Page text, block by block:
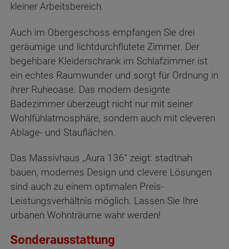
kleiner Arbeitsbereich.
Auch im Obergeschoss empfangen Sie drei
geräumige und lichtdurchflutete Zimmer. Der
begehbare Kleiderschrank im Schlafzimmer ist
ein echtes Raumwunder und sorgt für Ordnung in
ihrer Ruheoase. Das modern designte
Badezimmer überzeugt nicht nur mit seiner
Wohlfühlatmosphäre, sondern auch mit cleveren
Ablage- und Stauflächen.
Das Massivhaus „Aura 136“ zeigt: stadtnah
bauen, modernes Design und clevere Lösungen
sind auch zu einem optimalen Preis-
Leistungsverhältnis möglich. Lassen Sie Ihre
urbanen Wohnträume wahr werden!
Sonderausstattung